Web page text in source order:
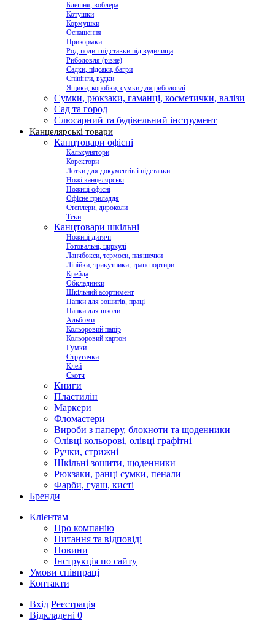
Блешня, воблера
Котушки
Кормушки
Оснащення
Прикормки
Род-поди і підставки під вудилища
Риболовля (різне)
Садки, підсаки, багри
Спінінги, вудки
Ящики, коробки, сумки для риболовлі
Сумки, рюкзаки, гаманці, косметички, валізи
Сад та город
Слюсарний та будівельний інструмент
Канцелярські товари
Канцтовари офісні
Калькулятори
Коректори
Лотки для документів і підставки
Ножі канцелярські
Ножиці офісні
Офісне приладдя
Степлери, дироколи
Теки
Канцтовари шкільні
Ножиці дитячі
Готовальні, циркулі
Ланчбокси, термоси, пляшечки
Лінійки, трикутники, транспортири
Крейда
Обкладинки
Шкільний асортимент
Папки для зошитів, праці
Папки для школи
Альбоми
Кольоровий папір
Кольоровий картон
Гумки
Стругачки
Клей
Скотч
Книги
Пластилін
Маркери
Фломастери
Вироби з паперу, блокноти та щоденники
Олівці кольорові, олівці графітні
Ручки, стрижні
Шкільні зошити, щоденники
Рюкзаки, ранці сумки, пенали
Фарби, гуаш, кисті
Бренди
Клієнтам
Про компанію
Питання та відповіді
Новини
Інструкція по сайту
Умови співпраці
Контакти
Вхід Реєстрація
Відкладені 0